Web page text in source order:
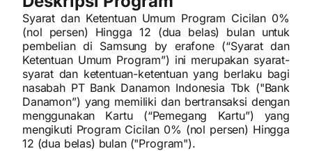
Syarat dan Ketentuan Umum Program Cicilan 0%
(nol persen) Hingga 12 (dua belas) bulan untuk
pembelian di Samsung by erafone (“Syarat dan
Ketentuan Umum Program”) ini merupakan syarat-
syarat dan ketentuan-ketentuan yang berlaku bagi
nasabah PT Bank Danamon Indonesia Tbk ("Bank
Danamon”) yang memiliki dan bertransaksi dengan
menggunakan Kartu (“Pemegang Kartu”) yang
mengikuti Program Cicilan 0% (nol persen) Hingga
12 (dua belas) bulan ("Program").